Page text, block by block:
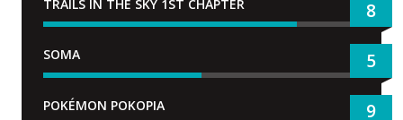
TRAILS IN THE SKY 1ST CHAPTER 8
SOMA 5
POKÉMON POKOPIA 9